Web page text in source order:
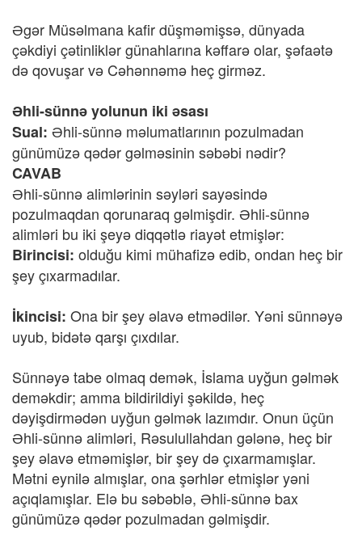
Əgər Müsəlmana kafir düşməmişsə, dünyada
çəkdiyi çətinliklər günahlarına kəffarə olar, şəfaətə
də qovuşar və Cəhənnəmə heç girməz.
Əhli-sünnə yolunun iki əsası
Sual: Əhli-sünnə məlumatlarının pozulmadan
günümüzə qədər gəlməsinin səbəbi nədir?
CAVAB
Əhli-sünnə alimlərinin səyləri sayəsində
pozulmaqdan qorunaraq gəlmişdir. Əhli-sünnə
alimləri bu iki şeyə diqqətlə riayət etmişlər:
Birincisi: olduğu kimi mühafizə edib, ondan heç bir
şey çıxarmadılar.
İkincisi: Ona bir şey əlavə etmədilər. Yəni sünnəyə
uyub, bidətə qarşı çıxdılar.
Sünnəyə tabe olmaq demək, İslama uyğun gəlmək
deməkdir; amma bildirildiyi şəkildə, heç
dəyişdirmədən uyğun gəlmək lazımdır. Onun üçün
Əhli-sünnə alimləri, Rəsulullahdan gələnə, heç bir
şey əlavə etməmişlər, bir şey də çıxarmamışlar.
Mətni eynilə almışlar, ona şərhlər etmişlər yəni
açıqlamışlar. Elə bu səbəblə, Əhli-sünnə bax
günümüzə qədər pozulmadan gəlmişdir.